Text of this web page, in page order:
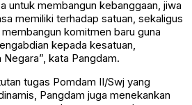
untuk membangun kebanggaan, jiwa
memiliki terhadap satuan, sekaligus
komitmen baru guna
kepada kesatuan,
kata Pangdam.
tugas Pomdam II/Swj yang
Pangdam juga menekankan